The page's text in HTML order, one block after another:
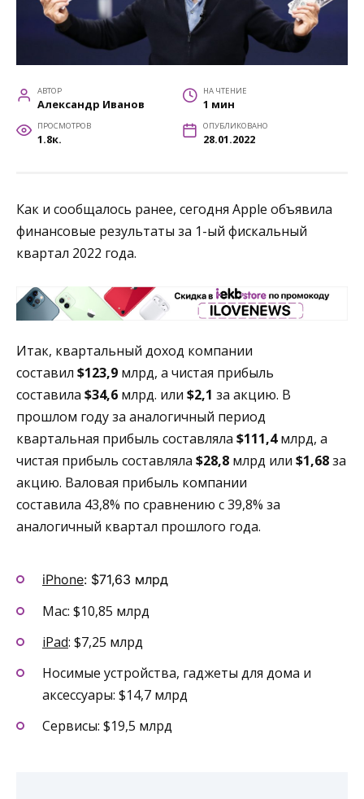
АВТОР
Александр Иванов
НА ЧТЕНИЕ
1 мин
ПРОСМОТРОВ
1.8к.
ОПУБЛИКОВАНО
28.01.2022
Как и сообщалось ранее, сегодня Apple объявила
финансовые результаты за 1-ый фискальный
квартал 2022 года.
Итак, квартальный доход компании
составил $123,9 млрд, а чистая прибыль
составила $34,6 млрд. или $2,1 за акцию. В
прошлом году за аналогичный период
квартальная прибыль составляла $111,4млрд, а
чистая прибыль составляла $28,8 млрд или $1,68за
акцию. Валовая прибыль компании
составила 43,8% по сравнению с 39,8% за
аналогичный квартал прошлого года.
iPhone: $71,63 млрд
Mac: $10,85 млрд
iPad: $7,25 млрд
Носимые устройства, гаджеты для дома и
аксессуары: $14,7 млрд
Сервисы: $19,5 млрд